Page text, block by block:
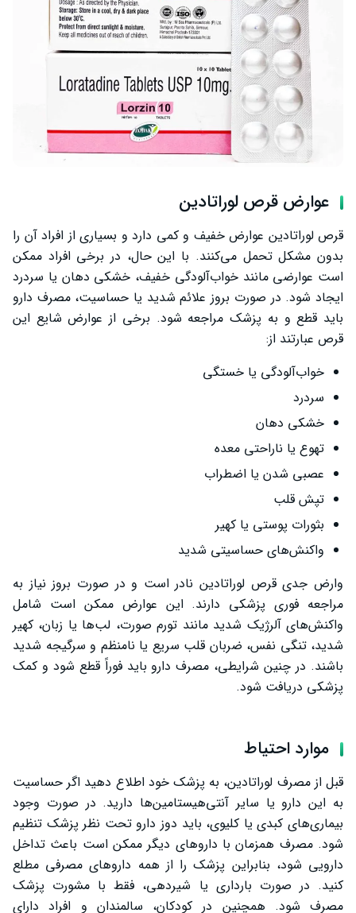
عوارض قرص لوراتادین
قرص لوراتادین عوارض خفیف و کمی دارد و بسیاری از افراد آن را
بدون مشکل تحمل می‌کنند. با این حال، در برخی افراد ممکن
است عوارضی مانند خواب‌آلودگی خفیف، خشکی دهان یا سردرد
ایجاد شود. در صورت بروز علائم شدید یا حساسیت، مصرف دارو
باید قطع و به پزشک مراجعه شود. برخی از عوارض شایع این
قرص عبارتند از:
خواب‌آلودگی یا خستگی
سردرد
خشکی دهان
تهوع یا ناراحتی معده
عصبی شدن یا اضطراب
تپش قلب
بثورات پوستی یا کهیر
واکنش‌های حساسیتی شدید
وارض جدی قرص لوراتادین نادر است و در صورت بروز نیاز به
مراجعه فوری پزشکی دارند. این عوارض ممکن است شامل
واکنش‌های آلرژیک شدید مانند تورم صورت، لب‌ها یا زبان، کهیر
شدید، تنگی نفس، ضربان قلب سریع یا نامنظم و سرگیجه شدید
باشند. در چنین شرایطی، مصرف دارو باید فوراً قطع شود و کمک
پزشکی دریافت شود.
موارد احتیاط
قبل از مصرف لوراتادین، به پزشک خود اطلاع دهید اگر حساسیت
به این دارو یا سایر آنتی‌هیستامین‌ها دارید. در صورت وجود
بیماری‌های کبدی یا کلیوی، باید دوز دارو تحت نظر پزشک تنظیم
شود. مصرف همزمان با داروهای دیگر ممکن است باعث تداخل
دارویی شود، بنابراین پزشک را از همه داروهای مصرفی مطلع
کنید. در صورت بارداری یا شیردهی، فقط با مشورت پزشک
مصرف شود. همچنین در کودکان، سالمندان و افراد دارای